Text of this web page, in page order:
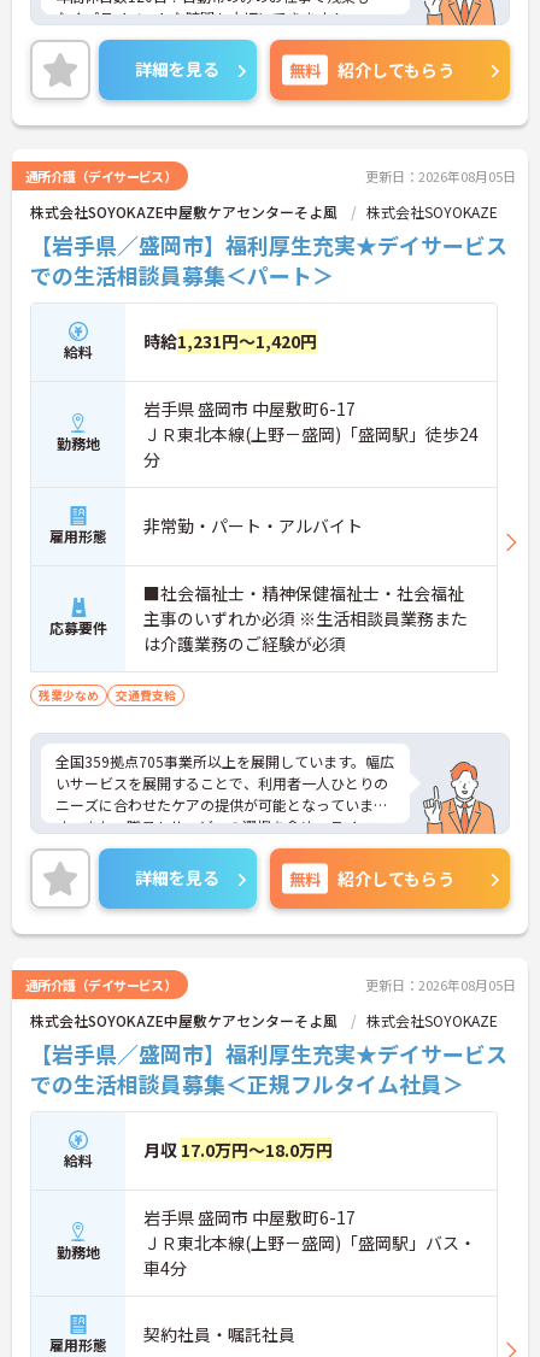
なくプライベートな時間も大切にできます！
ご興味ある方には、面接のポイントなど、さらに詳
細をお話致しますのでお気軽にご相談ください。
詳細を見る 無料 紹介してもらう
通所介護（デイサービス） 更新日：2026年08月05日
株式会社SOYOKAZE中屋敷ケアセンターそよ風 株式会社SOYOKAZE
【岩手県／盛岡市】福利厚生充実★デイサービス
での生活相談員募集＜パート＞
給料 時給1,231円～1,420円
勤務地
岩手県 盛岡市 中屋敷町6-17
ＪＲ東北本線(上野－盛岡)「盛岡駅」徒歩24
分
雇用形態 非常勤・パート・アルバイト
応募要件
■社会福祉士・精神保健福祉士・社会福祉
主事のいずれか必須 ※生活相談員業務また
は介護業務のご経験が必須
残業少なめ 交通費支給
全国359拠点705事業所以上を展開しています。幅広
いサービスを展開することで、利用者一人ひとりの
ニーズに合わせたケアの提供が可能となっていま
す。また、職員もサービスの選択を含め、ライフス
タイルに合わせた働き方の選択肢が多くあります。
入社時研修はもちろん、サービス・職種ごとに研修
カリキュラムが整っており学び成長できる環境で
す。
ご興味のある方は面接対策ポイントなどお話致しま
詳細を見る 無料 紹介してもらう
通所介護（デイサービス） 更新日：2026年08月05日
株式会社SOYOKAZE中屋敷ケアセンターそよ風 株式会社SOYOKAZE
【岩手県／盛岡市】福利厚生充実★デイサービス
での生活相談員募集＜正規フルタイム社員＞
給料 月収 17.0万円～18.0万円
勤務地
岩手県 盛岡市 中屋敷町6-17
ＪＲ東北本線(上野－盛岡)「盛岡駅」バス・
車4分
雇用形態 契約社員・嘱託社員